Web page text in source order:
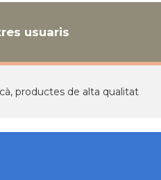
usuaris
productes de alta qualitat